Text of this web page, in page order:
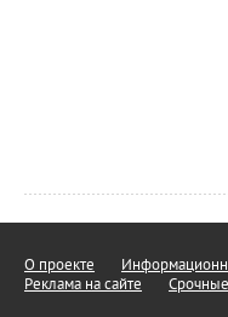
О проекте
Реклама на сайте